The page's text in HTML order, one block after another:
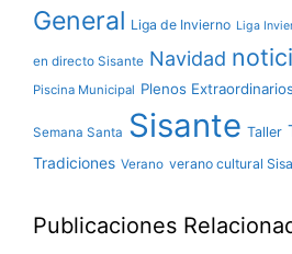
General Liga de Invierno Liga
en directo Sisante Navidad
Piscina Municipal Plenos
Semana Santa Sisante Taller
Tradiciones Verano verano cultural
Publicaciones